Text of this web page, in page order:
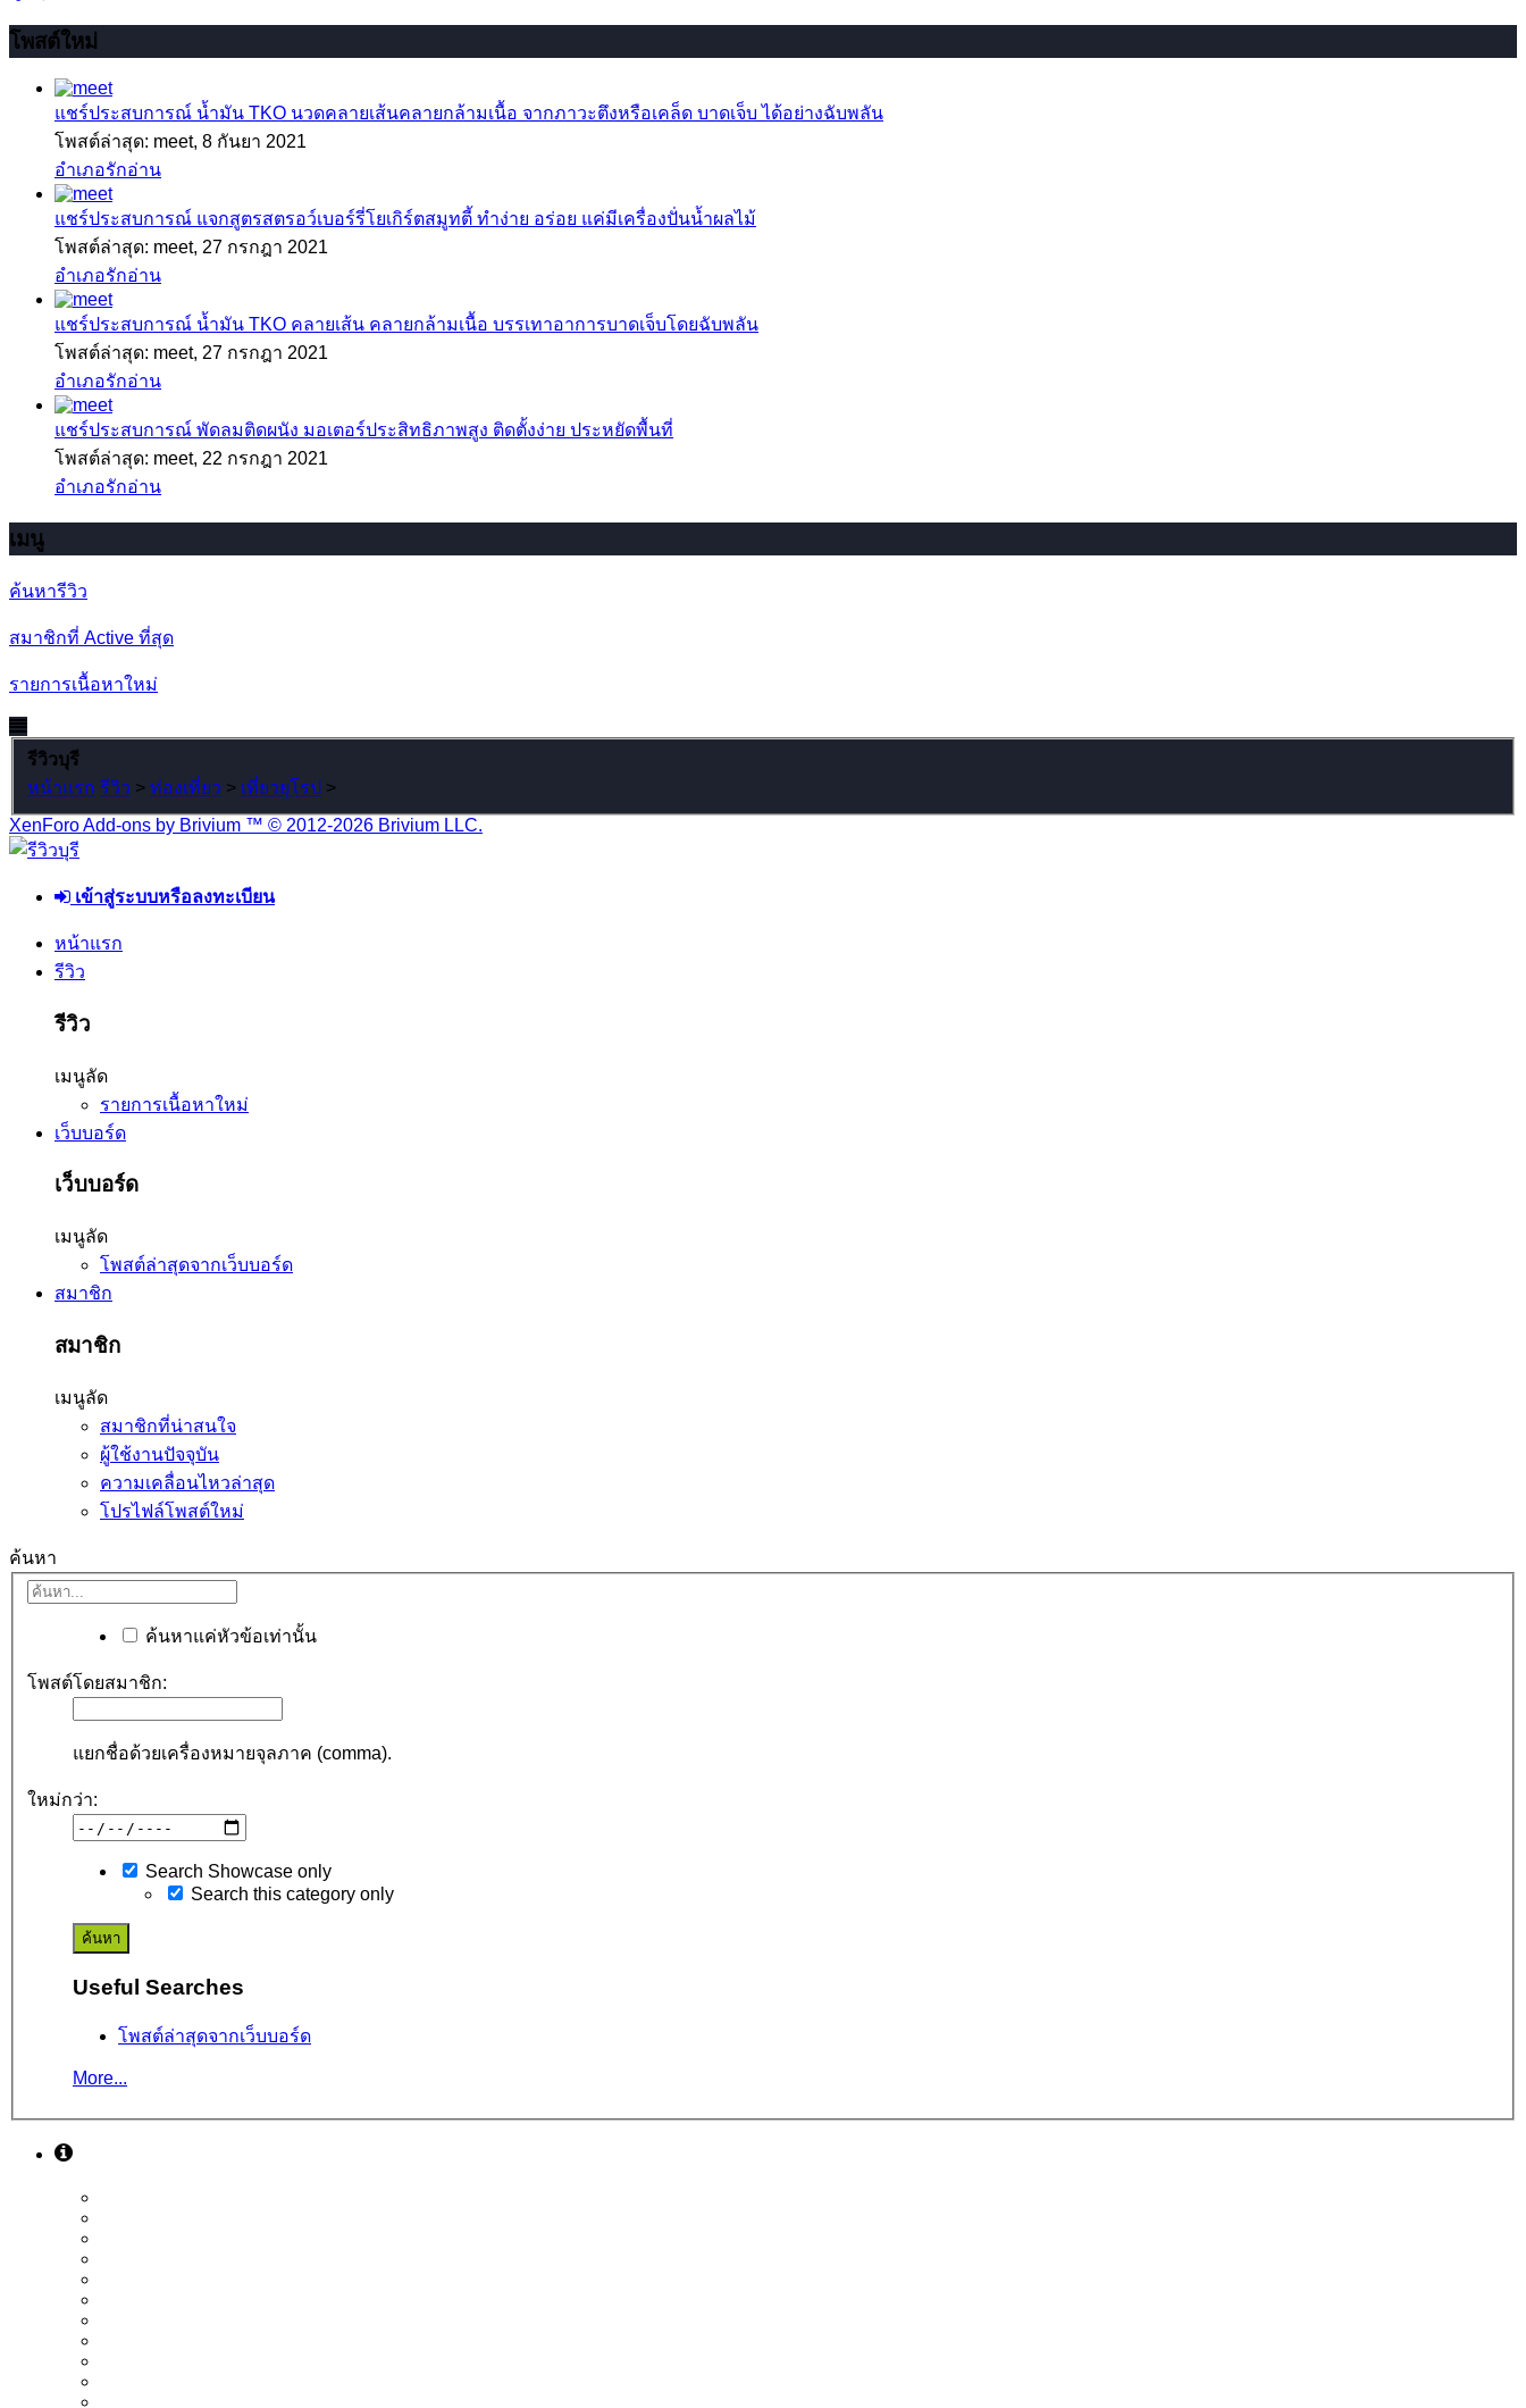
โพสต์ใหม่
แชร์ประสบการณ์ น้ำมัน TKO นวดคลายเส้นคลายกล้ามเนื้อ จากภาวะตึงหรือเคล็ด บาดเจ็บ ได้อย่างฉับพลัน
โพสต์ล่าสุด: meet, 8 กันยา 2021
อำเภอรักอ่าน
แชร์ประสบการณ์ แจกสูตรสตรอว์เบอร์รี่โยเกิร์ตสมูทตี้ ทำง่าย อร่อย แค่มีเครื่องปั่นน้ำผลไม้
โพสต์ล่าสุด: meet, 27 กรกฎา 2021
อำเภอรักอ่าน
แชร์ประสบการณ์ น้ำมัน TKO คลายเส้น คลายกล้ามเนื้อ บรรเทาอาการบาดเจ็บโดยฉับพลัน
โพสต์ล่าสุด: meet, 27 กรกฎา 2021
อำเภอรักอ่าน
แชร์ประสบการณ์ พัดลมติดผนัง มอเตอร์ประสิทธิภาพสูง ติดตั้งง่าย ประหยัดพื้นที่
โพสต์ล่าสุด: meet, 22 กรกฎา 2021
อำเภอรักอ่าน
เมนู
ค้นหารีวิว
สมาชิกที่ Active ที่สุด
รายการเนื้อหาใหม่
รีวิวบุรี
หน้าแรก รีวิว > ท่องเที่ยว > เที่ยวยุโรป >
XenForo Add-ons by Brivium ™ © 2012-2026 Brivium LLC.
เข้าสู่ระบบหรือลงทะเบียน
หน้าแรก
รีวิว
รีวิว
เมนูลัด
รายการเนื้อหาใหม่
เว็บบอร์ด
เว็บบอร์ด
เมนูลัด
โพสต์ล่าสุดจากเว็บบอร์ด
สมาชิก
สมาชิก
เมนูลัด
สมาชิกที่น่าสนใจ
ผู้ใช้งานปัจจุบัน
ความเคลื่อนไหวล่าสุด
โปรไฟล์โพสต์ใหม่
ค้นหา
ค้นหาแค่หัวข้อเท่านั้น
โพสต์โดยสมาชิก:
แยกชื่อด้วยเครื่องหมายจุลภาค (comma).
ใหม่กว่า:
Search Showcase only
Search this category only
Useful Searches
โพสต์ล่าสุดจากเว็บบอร์ด
More...